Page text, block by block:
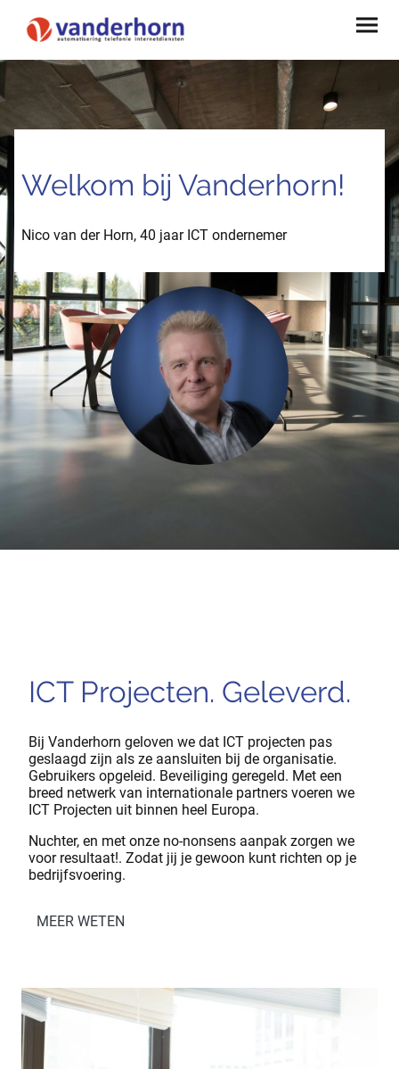
Welkom bij Vanderhorn!
Nico van der Horn, 40 jaar ICT ondernemer
ICT Projecten. Geleverd.
Bij Vanderhorn geloven we dat ICT projecten pas
geslaagd zijn als ze aansluiten bij de organisatie.
Gebruikers opgeleid. Beveiliging geregeld. Met een
breed netwerk van internationale partners voeren we
ICT Projecten uit binnen heel Europa.
Nuchter, en met onze no-nonsens aanpak zorgen we
voor resultaat!. Zodat jij je gewoon kunt richten op je
bedrijfsvoering.
MEER WETEN